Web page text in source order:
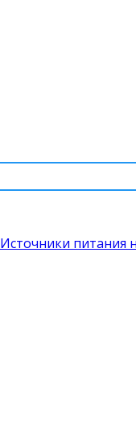
Источники питания